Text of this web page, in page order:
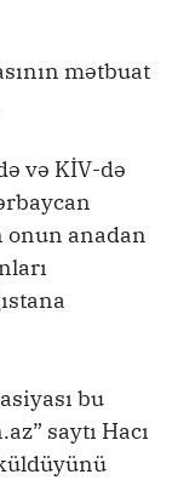
mətbuat
və KİV-də
anadan
bu
saytı Hacı